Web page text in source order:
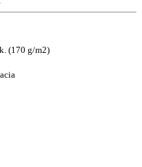
(170 g/m2)